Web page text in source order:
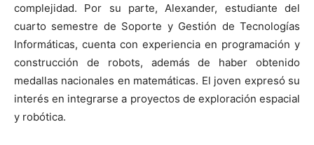
complejidad. Por su parte, Alexander, estudiante del
cuarto semestre de Soporte y Gestión de Tecnologías
Informáticas, cuenta con experiencia en programación y
construcción de robots, además de haber obtenido
medallas nacionales en matemáticas. El joven expresó su
interés en integrarse a proyectos de exploración espacial
y robótica.